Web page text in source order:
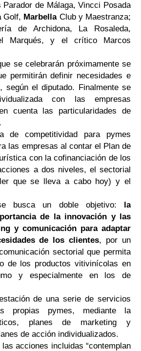
de Málaga, Vincci Posada
Golf, MarbellaClub y Maestranza;
de Archidona, La Rosaleda,
Marqués, y el crítico Marcos
se celebrarán próximamente se
permitirán definir necesidades e
según el diputado. Finalmente se
con las empresas
cuenta las particularidades de
de competitividad para pymes
las empresas al contar el Plan de
con la cofinanciación de los
a dos niveles, el sectorial
que se lleva a cabo hoy) y el
busca un doble objetivo: la
de la innovación y las
y comunicación para adaptar
de los clientes, por un
sectorial que permita
de los productos vitivinícolas en
y especialmente en los de
de una serie de servicios
propias pymes, mediante la
planes de marketing y
de acción individualizados.
acciones incluidas “contemplan